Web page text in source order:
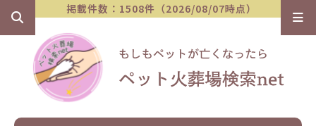
掲載件数：1508件（2026/08/07時点）